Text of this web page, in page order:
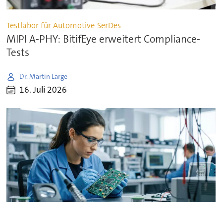
Testlabor für Automotive-SerDes
MIPI A-PHY: BitifEye erweitert Compliance-
Tests
Dr. Martin Large
16. Juli 2026